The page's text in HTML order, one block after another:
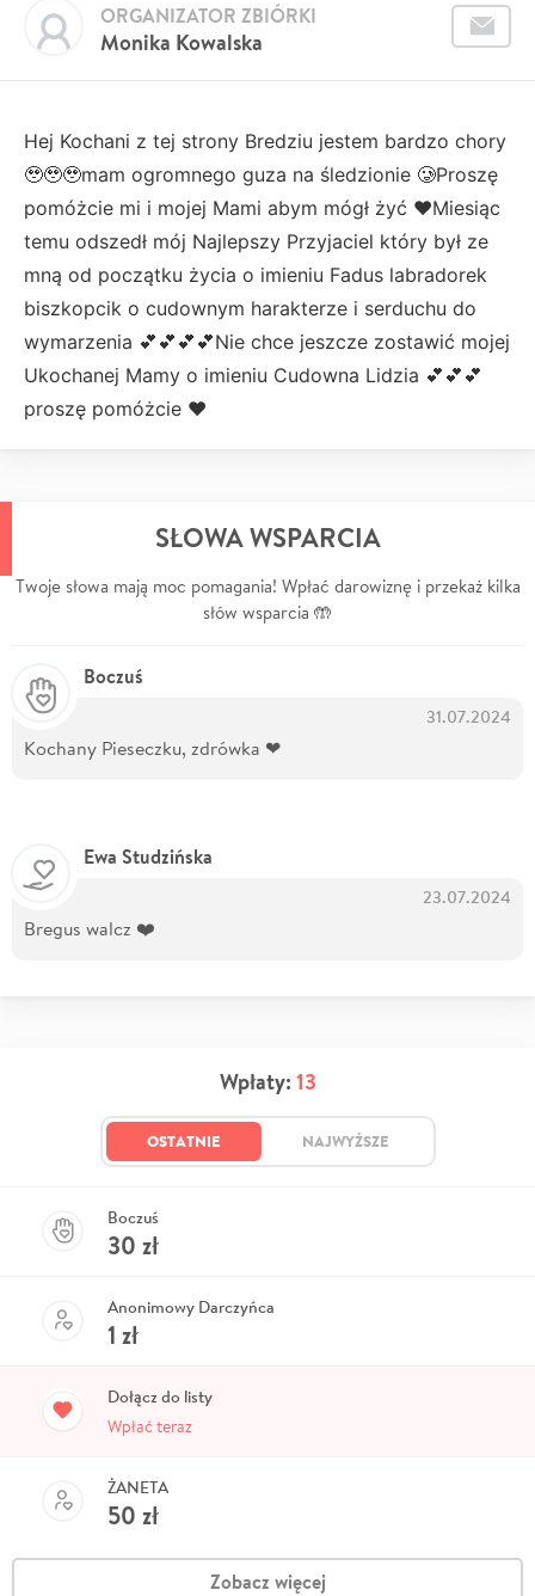
Monika Kowalska
ORGANIZATOR ZBIÓRKI
Hej Kochani z tej strony Bredziu jestem bardzo chory
🥹🥹🥹mam ogromnego guza na śledzionie 🥲Proszę
pomóżcie mi i mojej Mami abym mógł żyć ❤️Miesiąc
temu odszedł mój Najlepszy Przyjaciel który był ze
mną od początku życia o imieniu Fadus labradorek
biszkopcik o cudownym harakterze i serduchu do
wymarzenia 💕💕💕💕Nie chce jeszcze zostawić mojej
Ukochanej Mamy o imieniu Cudowna Lidzia 💕💕💕
proszę pomóżcie ❤️
SŁOWA WSPARCIA
Twoje słowa mają moc pomagania! Wpłać darowiznę i przekaż kilka
słów wsparcia 🤲
Boczuś
31.07.2024
Kochany Pieseczku, zdrówka ❤
Ewa Studzińska
23.07.2024
Bregus walcz ❤️
Wpłaty: 13
OSTATNIE NAJWYŻSZE
Boczuś
30 zł
Anonimowy Darczyńca
1 zł
Dołącz do listy
Wpłać teraz
ŻANETA
50 zł
Zobacz więcej